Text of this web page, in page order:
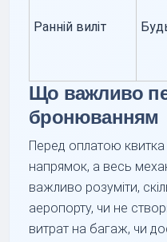
Ранній виліт
Що важливо
бронюванням
Перед оплатою квитка
напрямок, а весь
важливо розуміти,
аеропорту, чи не
витрат на багаж, чи